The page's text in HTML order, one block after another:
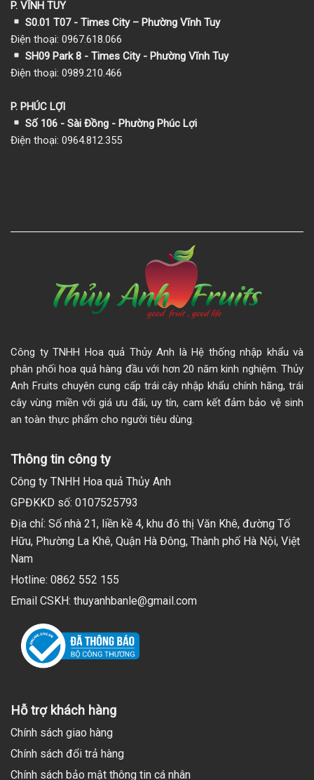
P. VĨNH TUY
S0.01 T07 - Times City – Phường Vĩnh Tuy
Điện thoại: 0967.618.066
SH09 Park 8 - Times City - Phường Vĩnh Tuy
Điện thoại: 0989.210.466
P. PHÚC LỢI
Số 106 - Sài Đồng - Phường Phúc Lợi
Điện thoại: 0964.812.355
Công ty TNHH Hoa quả Thủy Anh là Hệ thống nhập khẩu và
phân phối hoa quả hàng đầu với hơn 20 năm kinh nghiệm. Thủy
Anh Fruits chuyên cung cấp trái cây nhập khẩu chính hãng, trái
cây vùng miền với giá ưu đãi, uy tín, cam kết đảm bảo vệ sinh
an toàn thực phẩm cho người tiêu dùng.
Thông tin công ty
Công ty TNHH Hoa quả Thủy Anh
GPĐKKD số: 0107525793
Địa chỉ: Số nhà 21, liền kề 4, khu đô thị Văn Khê, đường Tố
Hữu, Phường La Khê, Quận Hà Đông, Thành phố Hà Nội, Việt
Nam
Hotline: 0862 552 155
Email CSKH: thuyanhbanle@gmail.com
Hỗ trợ khách hàng
Chính sách giao hàng
Chính sách đổi trả hàng
Chính sách bảo mật thông tin cá nhân